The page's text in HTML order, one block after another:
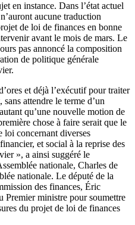
en instance. Dans l’état actuel
aucune traduction
de loi de finances en bonne
avant le mois de mars. Le
pas annoncé la composition
de politique générale
et déjà l’exécutif pour traiter
attendre le terme d’un
qu’une nouvelle motion de
chose à faire serait que le
loi concernant diverses
et social à la reprise des
», a ainsi suggéré le
nationale, Charles de
nationale. Le député de la
des finances, Éric
Premier ministre pour soumettre
du projet de loi de finances